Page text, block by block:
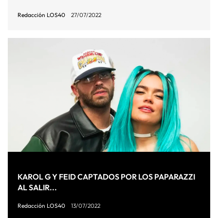
Redacción LOS40 27/07/2022
KAROL G Y FEID CAPTADOS POR LOS PAPARAZZI
AL SALIR...
Redacción LOS40 13/07/2022